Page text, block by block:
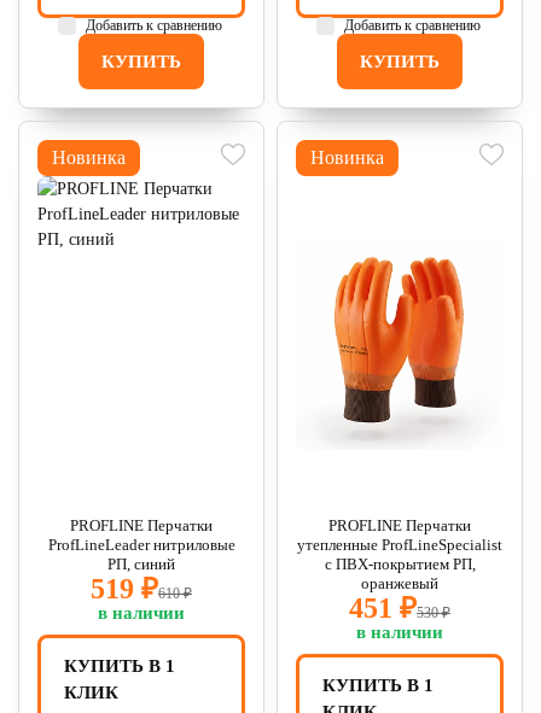
КУПИТЬ
Добавить к сравнению
КУПИТЬ
Добавить к сравнению
Новинка
PROFLINE Перчатки
ProfLineLeader нитриловые
РП, синий
519 ₽610 ₽
в наличии
КУПИТЬ В 1
КЛИК
Новинка
PROFLINE Перчатки
утепленные ProfLineSpecialist
с ПВХ-покрытием РП,
оранжевый
451 ₽530 ₽
в наличии
КУПИТЬ В 1